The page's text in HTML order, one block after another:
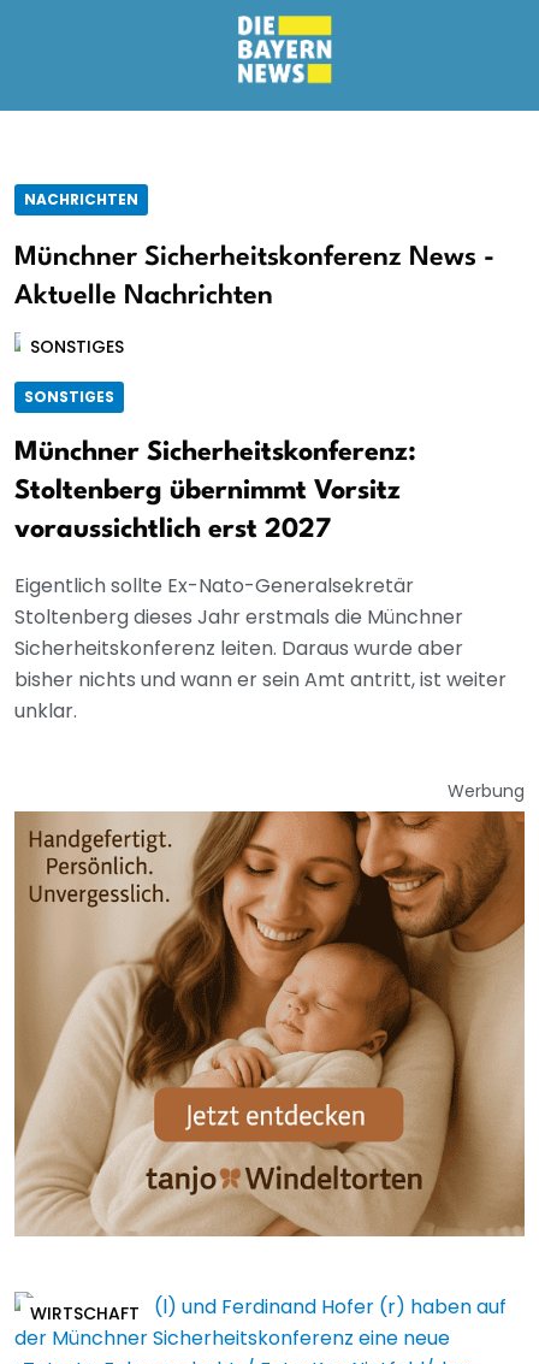
NACHRICHTEN
Münchner Sicherheitskonferenz News -
Aktuelle Nachrichten
SONSTIGES
SONSTIGES
Münchner Sicherheitskonferenz:
Stoltenberg übernimmt Vorsitz
voraussichtlich erst 2027
Eigentlich sollte Ex-Nato-Generalsekretär
Stoltenberg dieses Jahr erstmals die Münchner
Sicherheitskonferenz leiten. Daraus wurde aber
bisher nichts und wann er sein Amt antritt, ist weiter
unklar.
Werbung
WIRTSCHAFT